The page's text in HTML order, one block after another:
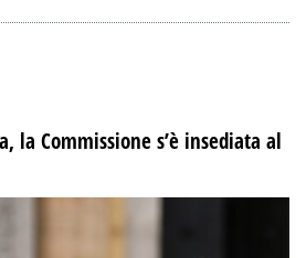
la Commissione s’è insediata al